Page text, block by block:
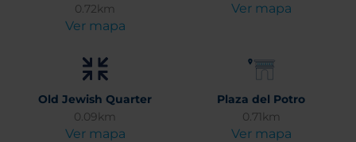
0.72km
Ver mapa
Ver mapa
Old Jewish Quarter
0.09km
Ver mapa
Plaza del Potro
0.71km
Ver mapa